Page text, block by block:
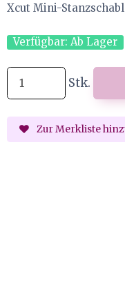
Xcut Mini-
Verfügbar: Ab Lager
Stk.
Zur Merkliste